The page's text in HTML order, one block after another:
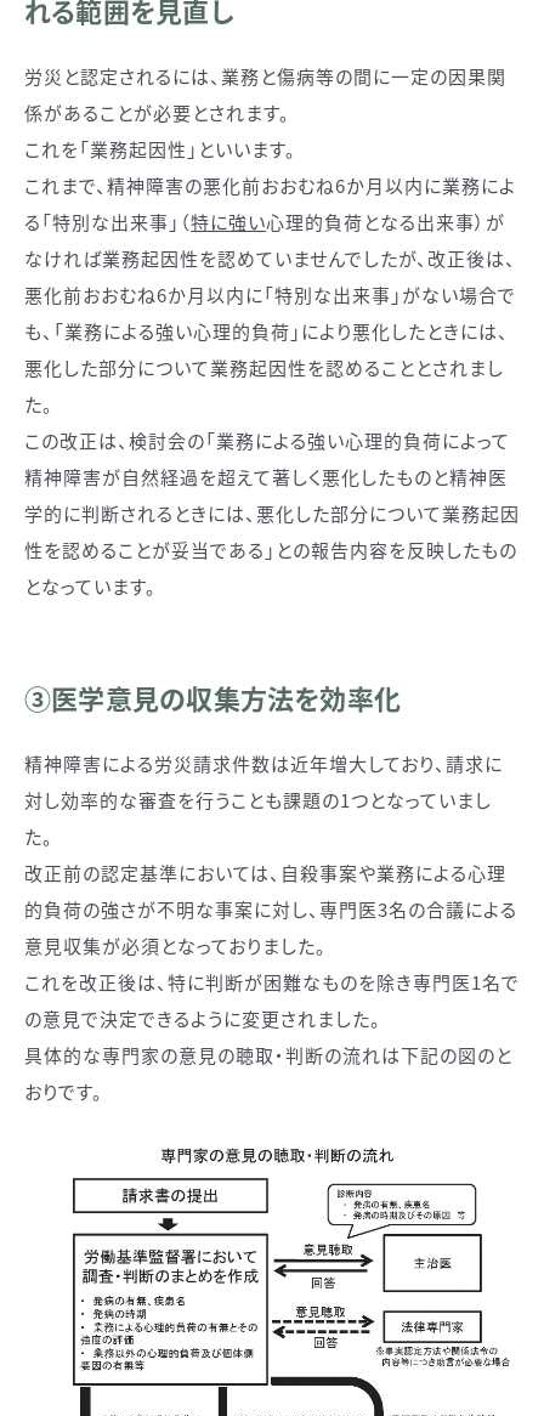
れる範囲を見直し
労災と認定されるには、業務と傷病等の間に一定の因果関
係があることが必要とされます。
これを「業務起因性」といいます。
これまで、精神障害の悪化前おおむね6か月以内に業務によ
る「特別な出来事」（特に強い心理的負荷となる出来事）が
なければ業務起因性を認めていませんでしたが、改正後は、
悪化前おおむね6か月以内に「特別な出来事」がない場合で
も、「業務による強い心理的負荷」により悪化したときには、
悪化した部分について業務起因性を認めることとされまし
た。
この改正は、検討会の「業務による強い心理的負荷によって
精神障害が自然経過を超えて著しく悪化したものと精神医
学的に判断されるときには、悪化した部分について業務起因
性を認めることが妥当である」との報告内容を反映したもの
となっています。
③医学意見の収集方法を効率化
精神障害による労災請求件数は近年増大しており、請求に
対し効率的な審査を行うことも課題の1つとなっていまし
た。
改正前の認定基準においては、自殺事案や業務による心理
的負荷の強さが不明な事案に対し、専門医3名の合議による
意見収集が必須となっておりました。
これを改正後は、特に判断が困難なものを除き専門医1名で
の意見で決定できるように変更されました。
具体的な専門家の意見の聴取・判断の流れは下記の図のと
おりです。